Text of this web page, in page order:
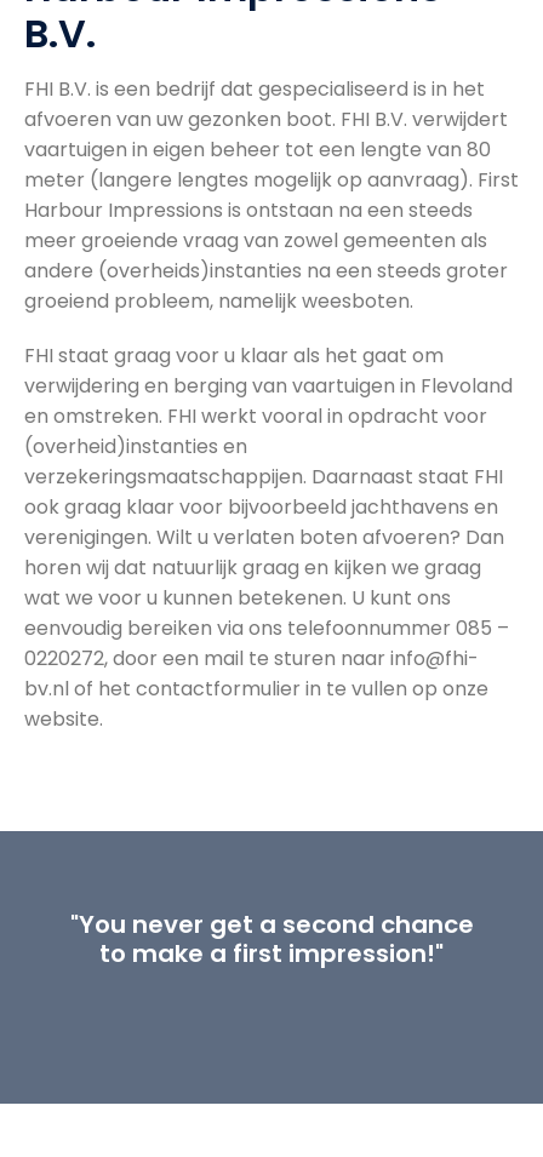
B.V.
FHI B.V. is een bedrijf dat gespecialiseerd is in het
afvoeren van uw gezonken boot. FHI B.V. verwijdert
vaartuigen in eigen beheer tot een lengte van 80
meter (langere lengtes mogelijk op aanvraag). First
Harbour Impressions is ontstaan na een steeds
meer groeiende vraag van zowel gemeenten als
andere (overheids)instanties na een steeds groter
groeiend probleem, namelijk weesboten.
FHI staat graag voor u klaar als het gaat om
verwijdering en berging van vaartuigen in Flevoland
en omstreken. FHI werkt vooral in opdracht voor
(overheid)instanties en
verzekeringsmaatschappijen. Daarnaast staat FHI
ook graag klaar voor bijvoorbeeld jachthavens en
verenigingen. Wilt u verlaten boten afvoeren? Dan
horen wij dat natuurlijk graag en kijken we graag
wat we voor u kunnen betekenen. U kunt ons
eenvoudig bereiken via ons telefoonnummer 085 –
0220272, door een mail te sturen naar info@fhi-
bv.nl of het contactformulier in te vullen op onze
website.
"You never get a second chance
to make a first impression!"